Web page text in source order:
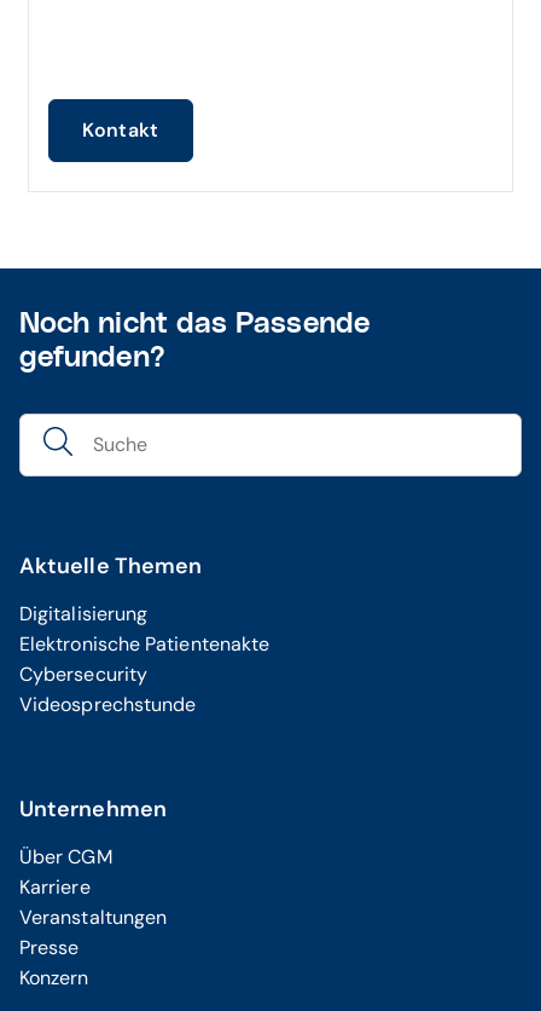
Kontakt
Noch nicht das Passende
gefunden?
Aktuelle Themen
Digitalisierung
Elektronische Patientenakte
Cybersecurity
Videosprechstunde
Unternehmen
Über CGM
Karriere
Veranstaltungen
Presse
Konzern